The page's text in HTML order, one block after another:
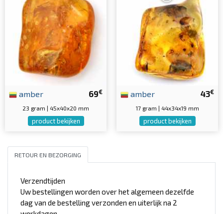
69€
amber
23 gram | 45x40x20 mm
product bekijken
43€
amber
17 gram | 44x34x19 mm
product bekijken
RETOUR EN BEZORGING
Verzendtijden
Uw bestellingen worden over het algemeen dezelfde
dag van de bestelling verzonden en uiterlijk na 2